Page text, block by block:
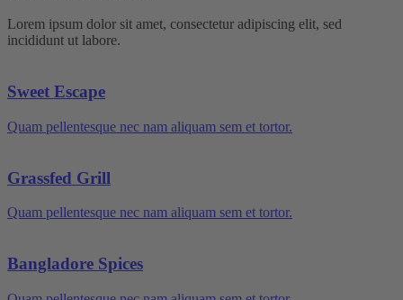
Lorem ipsum dolor sit amet, consectetur adipiscing elit, sed
incididunt ut labore.
Sweet Escape
Quam pellentesque nec nam aliquam sem et tortor.
Grassfed Grill
Quam pellentesque nec nam aliquam sem et tortor.
Bangladore Spices